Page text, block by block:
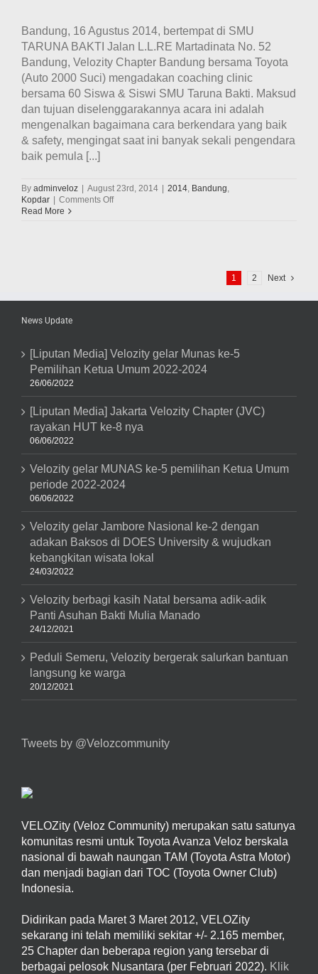
Bandung, 16 Agustus 2014, bertempat di SMU
TARUNA BAKTI Jalan L.L.RE Martadinata No. 52
Bandung, Velozity Chapter Bandung bersama Toyota
(Auto 2000 Suci) mengadakan coaching clinic
bersama 60 Siswa & Siswi SMU Taruna Bakti. Maksud
dan tujuan diselenggarakannya acara ini adalah
mengenalkan bagaimana cara berkendara yang baik
& safety, mengingat saat ini banyak sekali pengendara
baik pemula [...]
By adminveloz August 23rd, 2014 2014, Bandung,
Kopdar
Comments Offon
“Safety
Taruna
Bakti
Read More
1 2 Next
News Update
[Liputan Media] Velozity gelar Munas ke-5
Pemilihan Ketua Umum 2022-2024
26/06/2022
[Liputan Media] Jakarta Velozity Chapter (JVC)
rayakan HUT ke-8 nya
06/06/2022
Velozity gelar MUNAS ke-5 pemilihan Ketua Umum
periode 2022-2024
06/06/2022
Velozity gelar Jambore Nasional ke-2 dengan
adakan Baksos di DOES University & wujudkan
kebangkitan wisata lokal
24/03/2022
Velozity berbagi kasih Natal bersama adik-adik
Panti Asuhan Bakti Mulia Manado
24/12/2021
Peduli Semeru, Velozity bergerak salurkan bantuan
langsung ke warga
20/12/2021
Tweets by @Velozcommunity
VELOZity (Veloz Community) merupakan satu satunya
komunitas resmi untuk Toyota Avanza Veloz berskala
nasional di bawah naungan TAM (Toyota Astra Motor)
dan menjadi bagian dari TOC (Toyota Owner Club)
Indonesia.
Didirikan pada Maret 3 Maret 2012, VELOZity
sekarang ini telah memiliki sekitar +/- 2.165 member,
25 Chapter dan beberapa region yang tersebar di
berbagai pelosok Nusantara (per Februari 2022). Klik